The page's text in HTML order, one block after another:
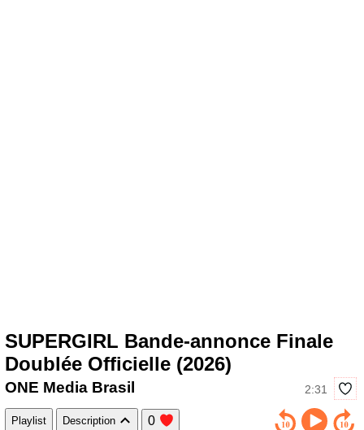
SUPERGIRL Bande-annonce Finale
Doublée Officielle (2026)
2:31
ONE Media Brasil
Playlist Description 0